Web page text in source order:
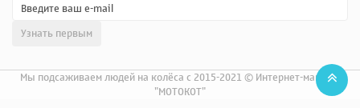
Мы подсаживаем людей на колёса с 2015-2021 © Интернет-магазин
"МОТОКОТ"